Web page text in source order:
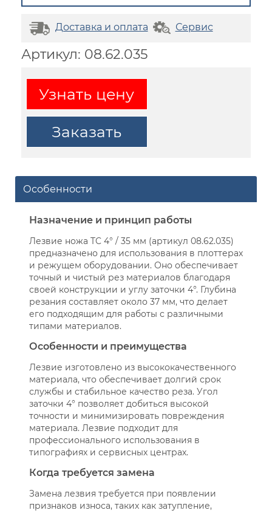
Доставка и оплата Сервис
Артикул: 08.62.035
Узнать цену
Заказать
Особенности
Назначение и принцип работы
Лезвие ножа TC 4° / 35 мм (артикул 08.62.035)
предназначено для использования в плоттерах
и режущем оборудовании. Оно обеспечивает
точный и чистый рез материалов благодаря
своей конструкции и углу заточки 4°. Глубина
резания составляет около 37 мм, что делает
его подходящим для работы с различными
типами материалов.
Особенности и преимущества
Лезвие изготовлено из высококачественного
материала, что обеспечивает долгий срок
службы и стабильное качество реза. Угол
заточки 4° позволяет добиться высокой
точности и минимизировать повреждения
материала. Лезвие подходит для
профессионального использования в
типографиях и сервисных центрах.
Когда требуется замена
Замена лезвия требуется при появлении
признаков износа, таких как затупление,